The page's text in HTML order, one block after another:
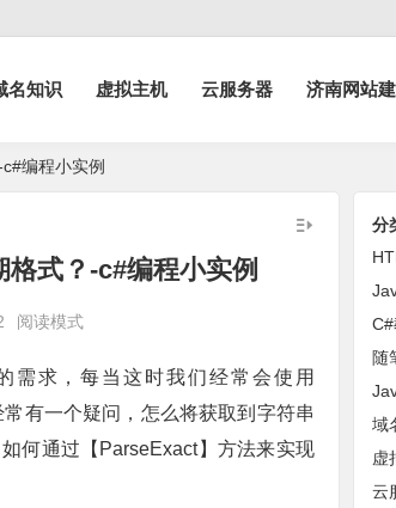
名知识 虚拟主机 云服务器 济南网站
编程小实例
式？-c#编程小实例
阅读模式
需求，每当这时我们经常会使用
有一个疑问，怎么将获取到字符串
何通过【ParseExact】方法来实现
分
随
域
虚
云